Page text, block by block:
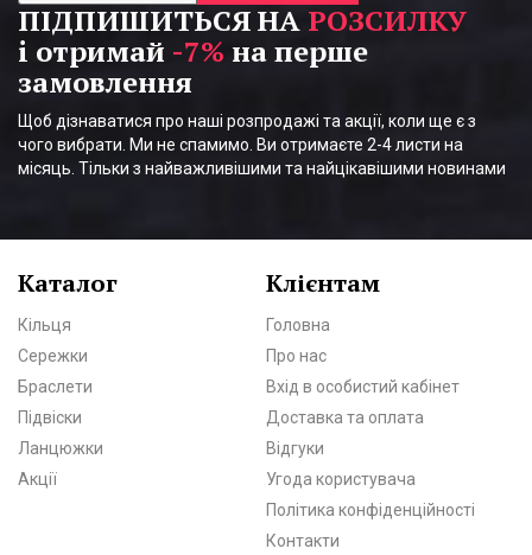
ПІДПИШИТЬСЯ НА РОЗСИЛКУ
і отримай -7% на перше
замовлення
Щоб дізнаватися про наші розпродажі та акції, коли ще є з
чого вибрати. Ми не спамимо. Ви отримаєте 2-4 листи на
місяць. Тільки з найважливішими та найцікавішими новинами
Каталог
Кільця
Сережки
Браслети
Підвіски
Ланцюжки
Акції
Клієнтам
Головна
Про нас
Вхід в особистий кабінет
Доставка та оплата
Відгуки
Угода користувача
Політика конфіденційності
Контакти